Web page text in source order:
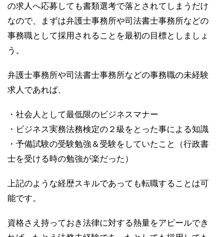
の求人へ応募しても書類選考で落とされてしまうだけ
なので、まずは弁護士事務所や司法書士事務所などの
事務職として採用されることを最初の目標としましょ
う。
弁護士事務所や司法書士事務所などの事務職の未経験
求人であれば、
・社会人として最低限のビジネスマナー
・ビジネス実務法務検定の２級をとった事による知識
・予備試験の受験勉強＆受験をしていたこと（行政書
士を受ける時の勉強が楽だった）
上記のような経歴スキルであっても転職することは可
能です。
資格さえ持っておき法律に対する熱量をアピールでき